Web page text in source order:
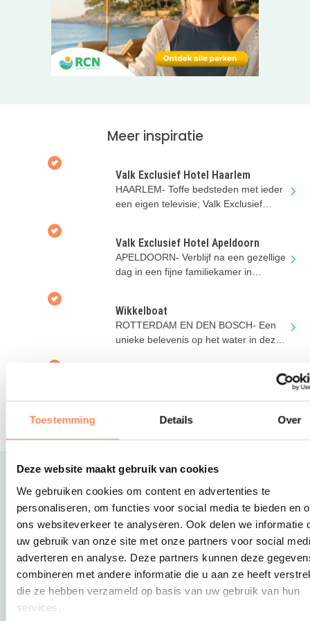
Toestemming Details Over
Deze website maakt gebruik van cookies
We gebruiken cookies om content en advertenties te
personaliseren, om functies voor social media te bieden en
ons websiteverkeer te analyseren. Ook delen we informatie
uw gebruik van onze site met onze partners voor social
adverteren en analyse. Deze partners kunnen deze
combineren met andere informatie die u aan ze heeft
die ze hebben verzameld op basis van uw gebruik van hun
services.
Meer inspiratie
Valk Exclusief Hotel Haarlem
HAARLEM- Toffe bedsteden met ieder
een eigen televisie; Valk Exclusief
Valk Exclusief Hotel Apeldoorn
APELDOORN- Verblijf na een gezellige
dag in een fijne familiekamer in
Wikkelboat
ROTTERDAM EN DEN BOSCH- Een
unieke belevenis op het water in deze
meer; alles onder 1 dak!